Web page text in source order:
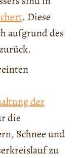
. Diese
aufgrund des
der
die
Schnee und
zu